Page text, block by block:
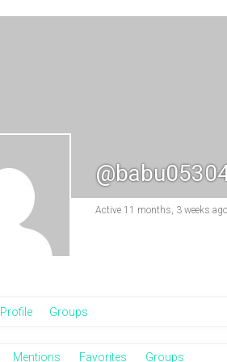
Active 11 months, 3 weeks ago
Profile Groups
Mentions Favorites Groups